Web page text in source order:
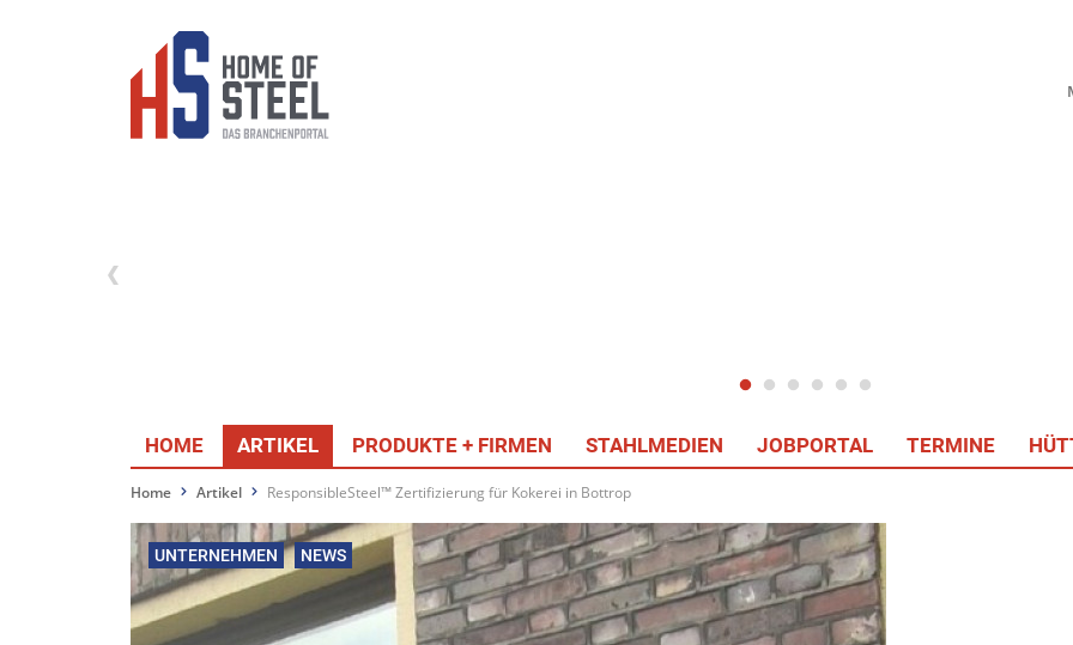
HOME ARTIKEL PRODUKTE + FIRMEN STAHLMEDIEN JOBPORTAL TERMINE
Home Artikel ResponsibleSteel™ Zertifizierung für Kokerei in Bottrop
UNTERNEHMEN NEWS